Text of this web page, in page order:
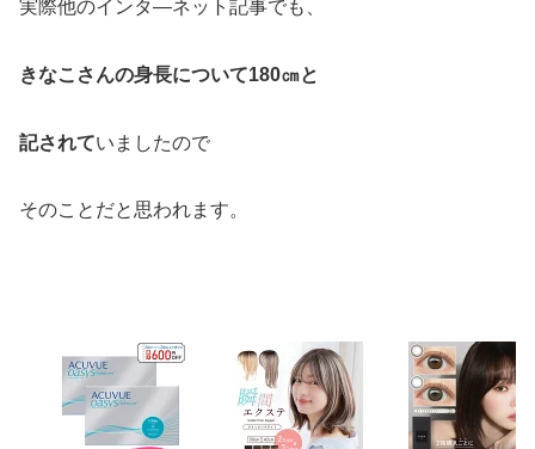
実際他のインタ―ネット記事でも、
きなこさんの身長について180㎝と
記されていましたので
そのことだと思われます。